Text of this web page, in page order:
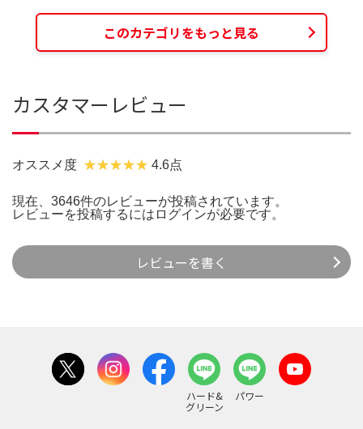
このカテゴリをもっと見る
カスタマーレビュー
オススメ度 4.6点
現在、3646件のレビューが投稿されています。
レビューを投稿するには ログインが必要です。
レビューを書く
ハード&
グリーン
パワー